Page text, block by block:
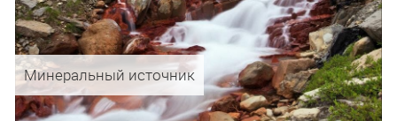
Минеральный источник